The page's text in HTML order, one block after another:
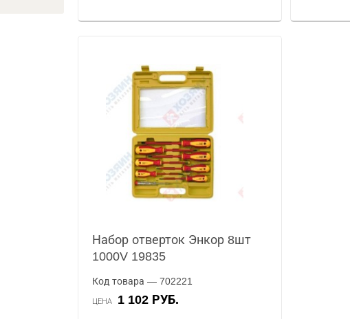
Набор отверток Энкор 8шт
1000V 19835
Код товара — 702221
ЦЕНА 1 102 РУБ.